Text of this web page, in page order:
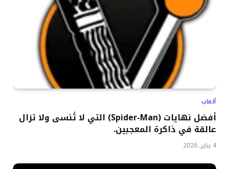
ألعاب
أفضل نهايات (Spider-Man) التي لا تُنسى ولا تزال
عالقة في ذاكرة المعجبين.
4 يناير, 2026